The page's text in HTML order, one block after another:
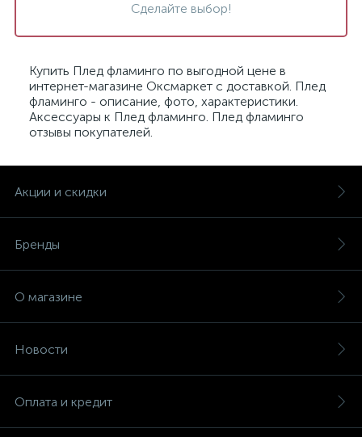
Сделайте выбор!
Купить Плед фламинго по выгодной цене в
интернет-магазине Оксмаркет с доставкой. Плед
фламинго - описание, фото, характеристики.
Аксессуары к Плед фламинго. Плед фламинго
отзывы покупателей.
Акции и скидки
Бренды
О магазине
Новости
Оплата и кредит